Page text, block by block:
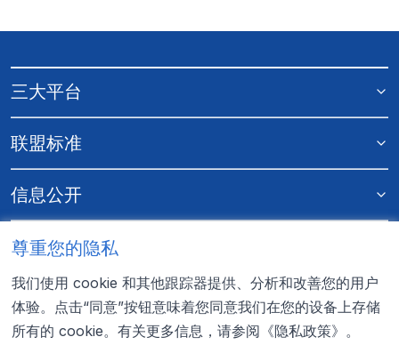
三大平台
联盟标准
信息公开
更多资料
联系我们
0755-22353326
尊重您的隐私
我们使用 cookie 和其他跟踪器提供、分析和改善您的用户
体验。点击“同意”按钮意味着您同意我们在您的设备上存储
所有的 cookie。有关更多信息，请参阅 《隐私政策》 。